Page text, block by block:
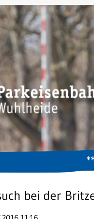
***
bei der